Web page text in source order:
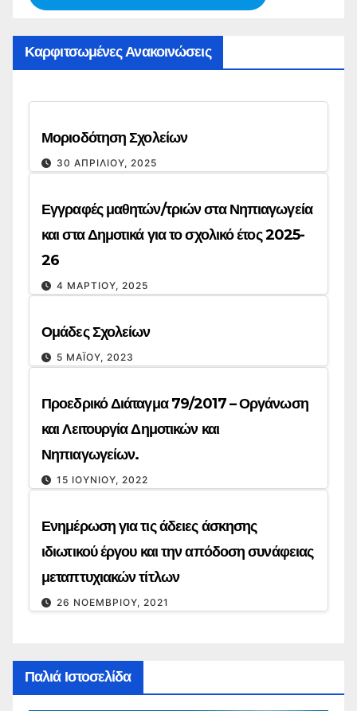
Καρφιτσωμένες Ανακοινώσεις
Μοριοδότηση Σχολείων
30 ΑΠΡΙΛΊΟΥ, 2025
Εγγραφές μαθητών/τριών στα Νηπιαγωγεία
και στα Δημοτικά για το σχολικό έτος 2025-
26
4 ΜΑΡΤΊΟΥ, 2025
Ομάδες Σχολείων
5 ΜΑΪ́ΟΥ, 2023
Προεδρικό Διάταγμα 79/2017 – Οργάνωση
και Λειτουργία Δημοτικών και
Νηπιαγωγείων.
15 ΙΟΥΝΊΟΥ, 2022
Ενημέρωση για τις άδειες άσκησης
ιδιωτικού έργου και την απόδοση συνάφειας
μεταπτυχιακών τίτλων
26 ΝΟΕΜΒΡΊΟΥ, 2021
Παλιά Ιστοσελίδα